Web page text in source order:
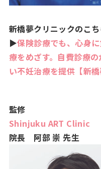
新橋夢クリニックのこ
▶保険診療でも、心身
療をめざす。自費診療
い不妊治療を提供【新橋
監修
Shinjuku ART Clinic
院長 阿部 崇 先生